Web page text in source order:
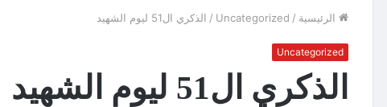
الرئيسية /
Uncategorized
/ الذكري ال51 ليوم الشهيد
Uncategorized
الذكري ال51 ليوم الشهيد